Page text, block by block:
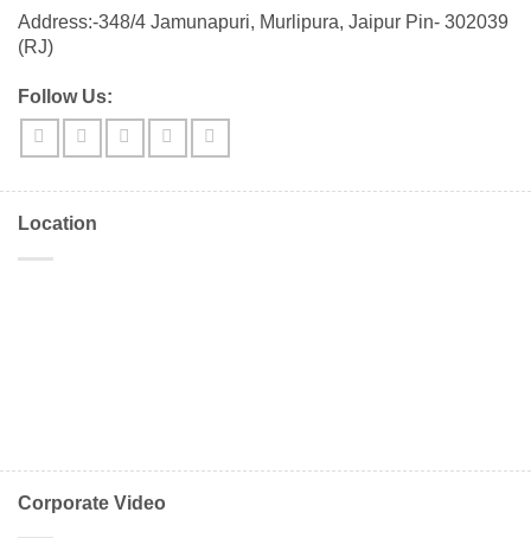
Address:-348/4 Jamunapuri, Murlipura, Jaipur Pin- 302039
(RJ)
Follow Us:
Location
Corporate Video